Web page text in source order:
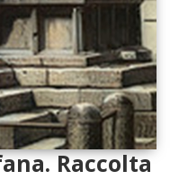
Raccolta